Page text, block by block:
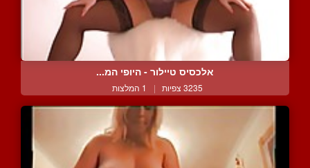
אלכסיס טיילור - היופי המ...
3235 צפיות | 1 המלצות